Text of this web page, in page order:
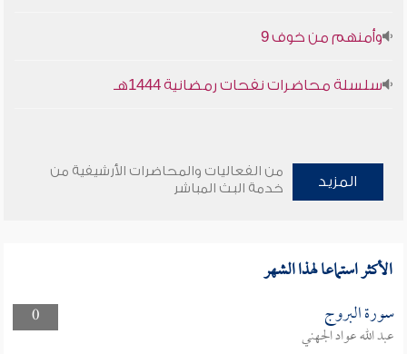
وأمنهم من خوف 9
سلسلة محاضرات نفحات رمضانية 1444هـ
المزيد
من الفعاليات والمحاضرات الأرشيفية من
خدمة البث المباشر
الأكثر استماعا لهذا الشهر
0 سورة البروج
عبد الله عواد الجهني